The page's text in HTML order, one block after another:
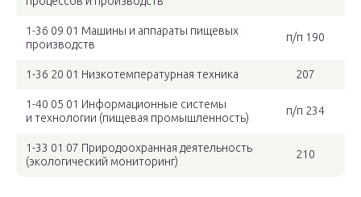
1-36 09 01 Машины и аппараты пищевых
производств
п/п 190
1-36 20 01 Низкотемпературная техника 207
1-40 05 01 Информационные системы
и технологии (пищевая промышленность)
п/п 234
1-33 01 07 Природоохранная деятельность
(экологический мониторинг)
210